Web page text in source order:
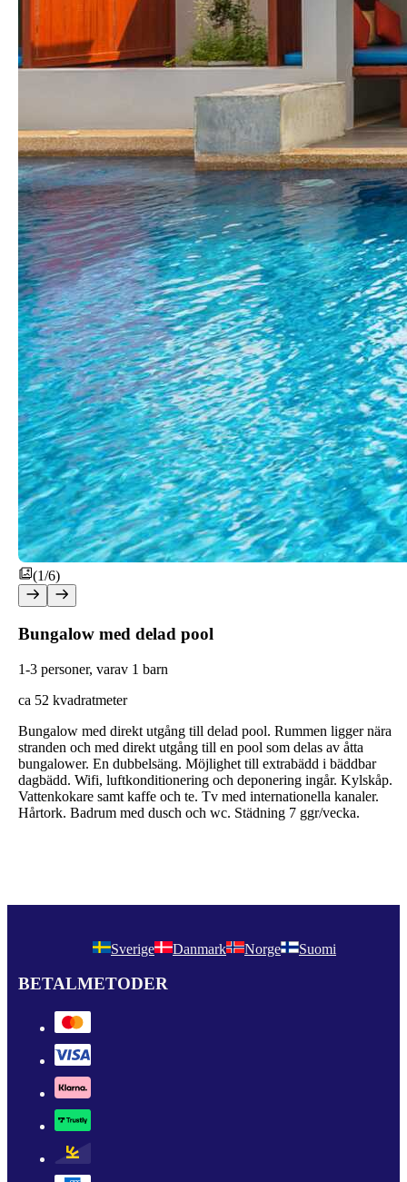
(1/6)
Bungalow med delad pool
1-3 personer, varav 1 barn
ca 52 kvadratmeter
Bungalow med direkt utgång till delad pool. Rummen ligger nära
stranden och med direkt utgång till en pool som delas av åtta
bungalower. En dubbelsäng. Möjlighet till extrabädd i bäddbar
dagbädd. Wifi, luftkonditionering och deponering ingår. Kylskåp.
Vattenkokare samt kaffe och te. Tv med internationella kanaler.
Hårtork. Badrum med dusch och wc. Städning 7 ggr/vecka.
Sverige Danmark Norge Suomi
BETALMETODER